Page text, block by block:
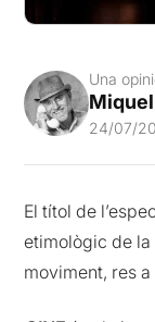
Una
24/07/
El títol de
etimològic de
moviment, res